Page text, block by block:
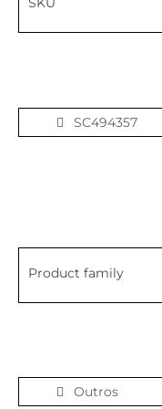
SC494357
Product family
Outros